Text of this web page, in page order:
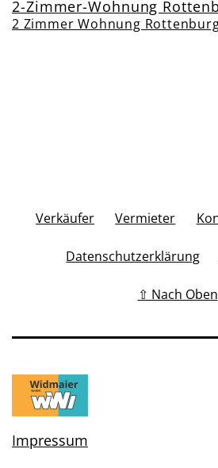
2-Zimmer-Wohnung
2 Zimmer Wohnung
Verkäufer Vermieter
Datenschutzerklärung
⇧ Nach Oben
Impressum